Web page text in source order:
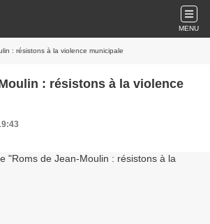
MENU
: résistons à la violence municipale
: résistons à la violence